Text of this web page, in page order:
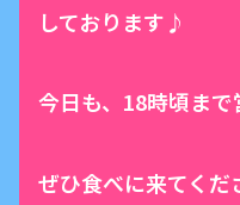
しております♪
今日も、18時頃ま
ぜひ食べに来てく